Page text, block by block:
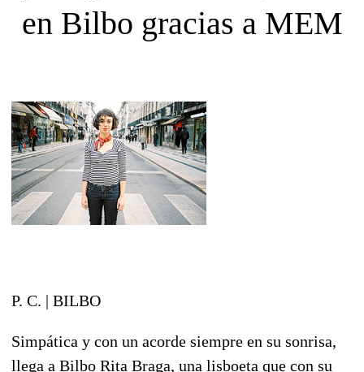
en Bilbo gracias a MEM
P. C. | BILBO
Simpática y con un acorde siempre en su sonrisa,
llega a Bilbo Rita Braga, una lisboeta que con su